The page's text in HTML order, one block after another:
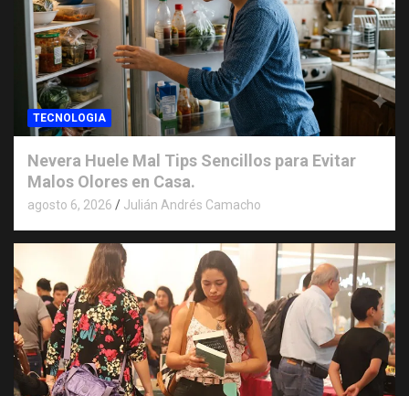
TECNOLOGIA
Nevera Huele Mal Tips Sencillos para Evitar
Malos Olores en Casa.
agosto 6, 2026 Julián Andrés Camacho